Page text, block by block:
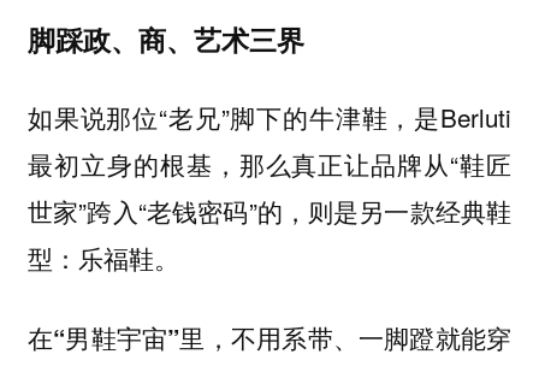
脚踩政、商、艺术三界
如果说那位“老兄”脚下的牛津鞋，是Berluti
最初立身的根基，那么真正让品牌从“鞋匠
世家”跨入“老钱密码”的，则是另一款经典鞋
型：乐福鞋。
在“男鞋宇宙”里，不用系带、一脚蹬就能穿